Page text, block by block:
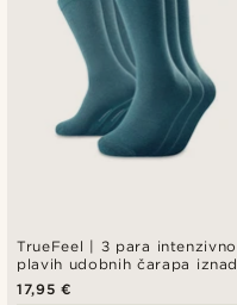
TrueFeel | 3 para intenzivno
plavih udobnih čarapa iznad
gležnja od bambusa
17,95 €